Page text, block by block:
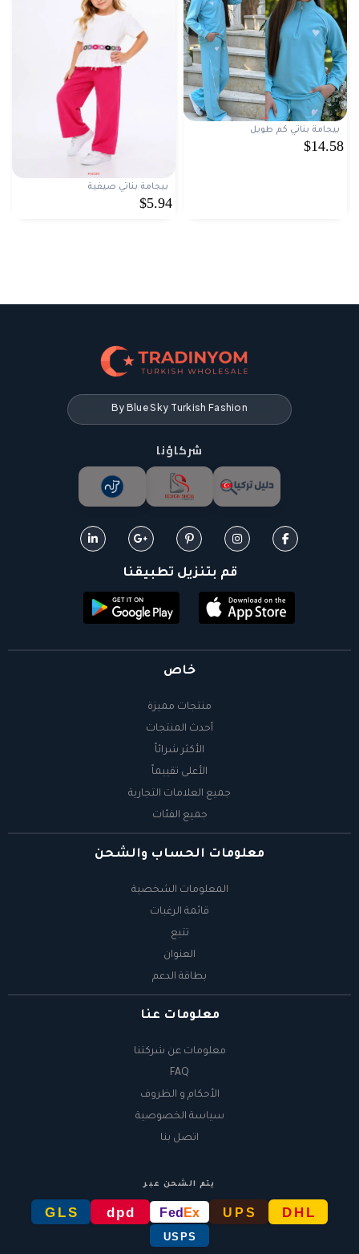
بيجامة بناتي كم طويل
$14.58
بيجامة بناتي صيفية
$5.94
By Blue Sky Turkish Fashion
شركاؤنا
قم بتنزيل تطبيقنا
خاص
منتجات مميزة
أحدث المنتجات
الأكثر شرائاً
الأعلى تقييماً
جميع العلامات التجارية
جميع الفئات
معلومات الحساب والشحن
المعلومات الشخصية
قائمة الرغبات
تتبع
العنوان
بطاقة الدعم
معلومات عنا
معلومات عن شركتنا
FAQ
الأحكام و الظروف
سياسة الخصوصية
اتصل بنا
يتم الشحن عبر
DHL
UPS
FedEx
dpd
GLS
USPS